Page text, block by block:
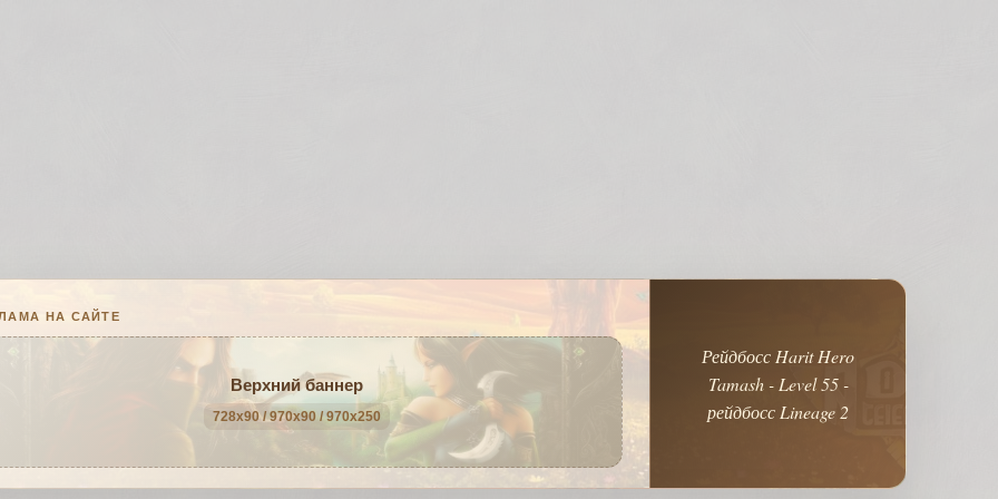
НА САЙТЕ
Верхний баннер
728x90 / 970x90 / 970x250
Рейдбосс Harit Hero
Tamash - Level 55 -
рейдбосс Lineage 2